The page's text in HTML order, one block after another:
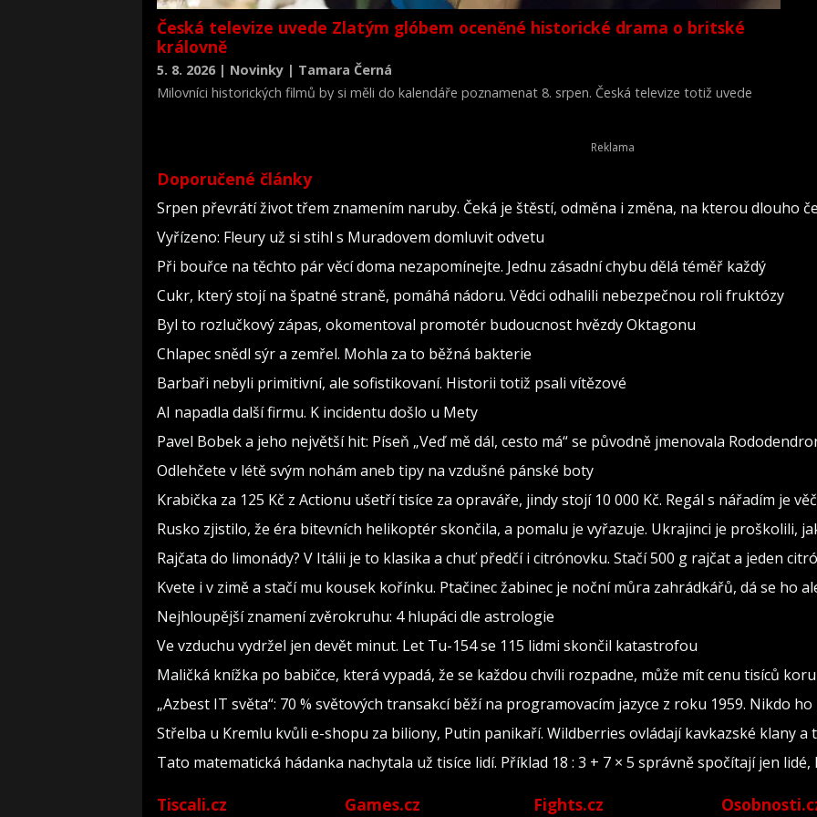
Česká televize uvede Zlatým glóbem oceněné historické drama o britské
královně
5. 8. 2026 | Novinky | Tamara Černá
Milovníci historických filmů by si měli do kalendáře poznamenat 8. srpen. Česká televize totiž uvede
Doporučené články
Srpen převrátí život třem znamením naruby. Čeká je štěstí, odměna i změna, na kterou dlouho
Vyřízeno: Fleury už si stihl s Muradovem domluvit odvetu
Při bouřce na těchto pár věcí doma nezapomínejte. Jednu zásadní chybu dělá téměř každý
Cukr, který stojí na špatné straně, pomáhá nádoru. Vědci odhalili nebezpečnou roli fruktózy
Byl to rozlučkový zápas, okomentoval promotér budoucnost hvězdy Oktagonu
Chlapec snědl sýr a zemřel. Mohla za to běžná bakterie
Barbaři nebyli primitivní, ale sofistikovaní. Historii totiž psali vítězové
AI napadla další firmu. K incidentu došlo u Mety
Pavel Bobek a jeho největší hit: Píseň „Veď mě dál, cesto má“ se původně jmenovala
Odlehčete v létě svým nohám aneb tipy na vzdušné pánské boty
Krabička za 125 Kč z Actionu ušetří tisíce za opraváře, jindy stojí 10 000 Kč. Regál s nářadím je
Rusko zjistilo, že éra bitevních helikoptér skončila, a pomalu je vyřazuje. Ukrajinci je proškolili,
Rajčata do limonády? V Itálii je to klasika a chuť předčí i citrónovku. Stačí 500 g rajčat a jeden
Kvete i v zimě a stačí mu kousek kořínku. Ptačinec žabinec je noční můra zahrádkářů, dá se ho
Nejhloupější znamení zvěrokruhu: 4 hlupáci dle astrologie
Ve vzduchu vydržel jen devět minut. Let Tu-154 se 115 lidmi skončil katastrofou
Maličká knížka po babičce, která vypadá, že se každou chvíli rozpadne, může mít cenu tisíců
„Azbest IT světa“: 70 % světových transakcí běží na programovacím jazyce z roku 1959. Nikdo
Střelba u Kremlu kvůli e-shopu za biliony, Putin panikaří. Wildberries ovládají kavkazské klany a
Tato matematická hádanka nachytala už tisíce lidí. Příklad 18 : 3 + 7 × 5 správně spočítají jen
Tiscali.cz Games.cz Fights.cz